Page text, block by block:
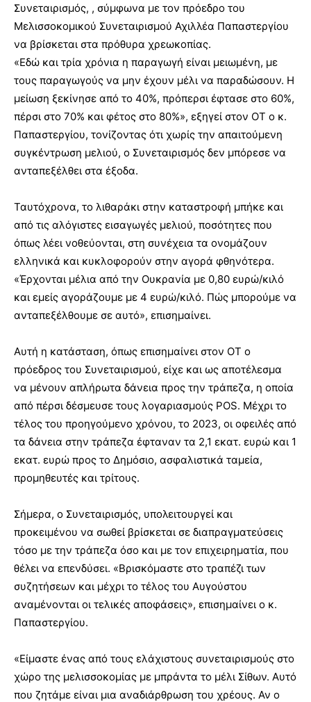
Συνεταιρισμός, , σύμφωνα με τον πρόεδρο του
Μελισσοκομικού Συνεταιρισμού Αχιλλέα Παπαστεργίου
να βρίσκεται στα πρόθυρα χρεωκοπίας.
«Εδώ και τρία χρόνια η παραγωγή είναι μειωμένη, με
τους παραγωγούς να μην έχουν μέλι να παραδώσουν. Η
μείωση ξεκίνησε από το 40%, πρόπερσι έφτασε στο 60%,
πέρσι στο 70% και φέτος στο 80%», εξηγεί στον ΟΤ ο κ.
Παπαστεργίου, τονίζοντας ότι χωρίς την απαιτούμενη
συγκέντρωση μελιού, ο Συνεταιρισμός δεν μπόρεσε να
ανταπεξέλθει στα έξοδα.
Ταυτόχρονα, το λιθαράκι στην καταστροφή μπήκε και
από τις αλόγιστες εισαγωγές μελιού, ποσότητες που
όπως λέει νοθεύονται, στη συνέχεια τα ονομάζουν
ελληνικά και κυκλοφορούν στην αγορά φθηνότερα.
«Έρχονται μέλια από την Ουκρανία με 0,80 ευρώ/κιλό
και εμείς αγοράζουμε με 4 ευρώ/κιλό. Πώς μπορούμε να
ανταπεξέλθουμε σε αυτό», επισημαίνει.
Αυτή η κατάσταση, όπως επισημαίνει στον ΟΤ ο
πρόεδρος του Συνεταιρισμού, είχε και ως αποτέλεσμα
να μένουν απλήρωτα δάνεια προς την τράπεζα, η οποία
από πέρσι δέσμευσε τους λογαριασμούς POS. Μέχρι το
τέλος του προηγούμενο χρόνου, το 2023, οι οφειλές από
τα δάνεια στην τράπεζα έφταναν τα 2,1 εκατ. ευρώ και 1
εκατ. ευρώ προς το Δημόσιο, ασφαλιστικά ταμεία,
προμηθευτές και τρίτους.
Σήμερα, ο Συνεταιρισμός, υπολειτουργεί και
προκειμένου να σωθεί βρίσκεται σε διαπραγματεύσεις
τόσο με την τράπεζα όσο και με τον επιχειρηματία, που
θέλει να επενδύσει. «Βρισκόμαστε στο τραπέζι των
συζητήσεων και μέχρι το τέλος του Αυγούστου
αναμένονται οι τελικές αποφάσεις», επισημαίνει ο κ.
Παπαστεργίου.
«Είμαστε ένας από τους ελάχιστους συνεταιρισμούς στο
χώρο της μελισσοκομίας με μπράντα το μέλι Σίθων. Αυτό
που ζητάμε είναι μια αναδιάρθρωση του χρέους. Αν ο